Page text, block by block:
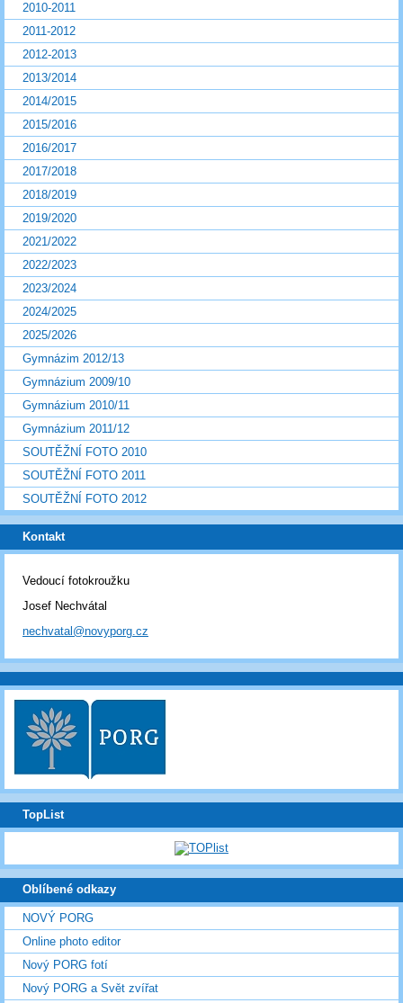
2010-2011
2011-2012
2012-2013
2013/2014
2014/2015
2015/2016
2016/2017
2017/2018
2018/2019
2019/2020
2021/2022
2022/2023
2023/2024
2024/2025
2025/2026
Gymnázim 2012/13
Gymnázium 2009/10
Gymnázium 2010/11
Gymnázium 2011/12
SOUTĚŽNÍ FOTO 2010
SOUTĚŽNÍ FOTO 2011
SOUTĚŽNÍ FOTO 2012
Kontakt
Vedoucí fotokroužku
Josef Nechvátal
nechvatal@novyporg.cz
TopList
Oblíbené odkazy
NOVÝ PORG
Online photo editor
Nový PORG fotí
Nový PORG a Svět zvířat